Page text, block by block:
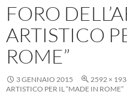
FORO
ARTISTICO
ROME”
3 GENNAIO 2015 2592 ×
ARTISTICO PER IL “MADE IN ROME”